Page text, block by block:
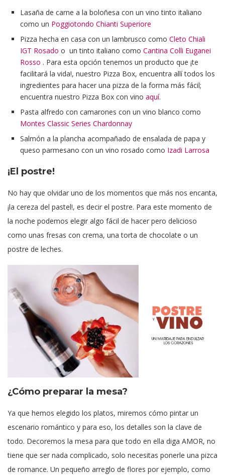
Lasaña de carne a la boloñesa con un vino tinto italiano
como un Poggiotondo Chianti Superiore
Pizza hecha en casa con un lambrusco como Cleto Chiali
IGT Rosado o un tinto italiano como Cantina Colli Euganei
Rosso . Para esta opción tenemos un producto que ¡te
facilitará la vida!, nuestro Pizza Box, encuentra allí todos los
ingredientes para hacer una pizza de la forma más fácil;
encuentra nuestro Pizza Box con vino aquí.
Pasta alfredo con camarones con un vino blanco como
Montes Classic Series Chardonnay
Salmón a la plancha acompañado de ensalada de papa y
queso parmesano con un vino rosado como Izadi Larrosa
¡El postre!
No hay que olvidar uno de los momentos que más nos encanta,
¡la cereza del pastel!, es decir el postre. Para este momento de
la noche podemos elegir algo fácil de hacer pero delicioso
como unas fresas con crema, una torta de chocolate o un
postre de leches.
¿Cómo preparar la mesa?
Ya que hemos elegido los platos, miremos cómo pintar un
escenario romántico y para eso, los detalles son la clave de
todo. Decoremos la mesa para que todo en ella diga AMOR, no
tiene que ser nada complicado, solo necesitas ponerle una pizca
de romance. Un pequeño arreglo de flores por ejemplo, como